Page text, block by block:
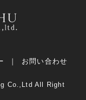
お問い合わせ
Co.,Ltd All Right